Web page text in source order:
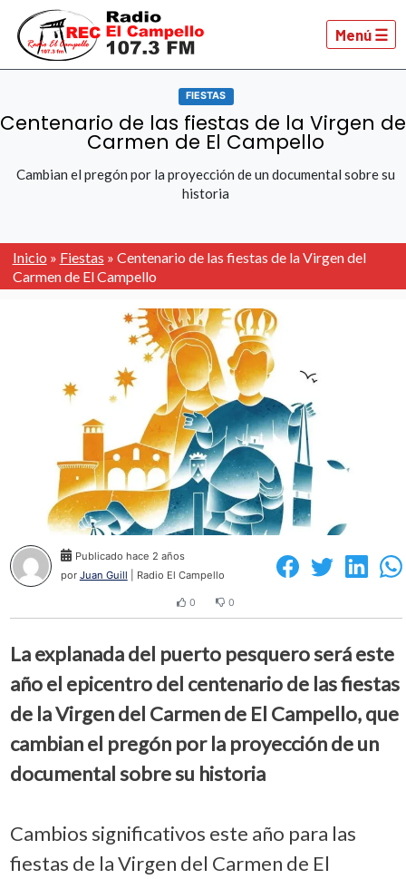
Menú ☰
FIESTAS
Centenario de las fiestas de la Virgen
Carmen de El Campello
Cambian el pregón por la proyección de un documental sobre su
historia
Inicio » Fiestas » Centenario de las fiestas de la Virgen del
Carmen de El Campello
Publicado hace 2 años
por Juan Guill | Radio El Campello
0 0
La explanada del puerto pesquero será este
año el epicentro del centenario de las fiestas
de la Virgen del Carmen de El Campello, que
cambian el pregón por la proyección de un
documental sobre su historia
Cambios significativos este año para las
fiestas de la Virgen del Carmen de El